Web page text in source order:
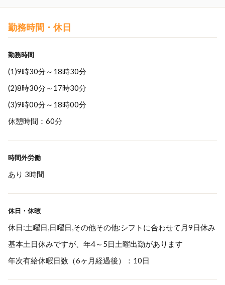
勤務時間・休日
勤務時間
(1)9時30分～18時30分
(2)8時30分～17時30分
(3)9時00分～18時00分
休憩時間：60分
時間外労働
あり 3時間
休日・休暇
休日:土曜日,日曜日,その他その他:シフトに合わせて月9日休み
基本土日休みですが、年4～5日土曜出勤があります
年次有給休暇日数（6ヶ月経過後）：10日